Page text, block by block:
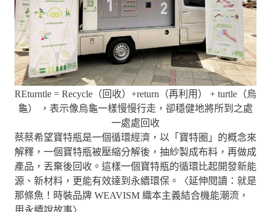
REturntle = Recycle（回收）+return（再利用） + turtle（烏
龜） ，表示像烏龜一樣慢慢行走，卻穩健地將所到之處
一處處回收
蔡蔡希望寶特瓶是一個循環經濟，以「寶特圈」的概念來
解釋，一個寶特瓶被壓縮分解後，抽紗製成布料，再做成
產品，丟棄後回收。這樣一個寶特瓶的循環比起開發新能
源、新材料，更能有效達到永續環保。〈延伸閱讀：就是
那條魚！時裝品牌 WEAVISM 織本主義結合機能潮流，